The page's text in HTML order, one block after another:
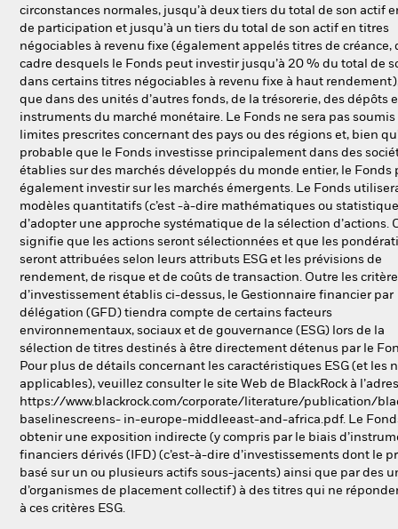
circonstances normales, jusqu’à deux tiers du total de son actif
de participation et jusqu’à un tiers du total de son actif en titres
négociables à revenu fixe (également appelés titres de créance,
cadre desquels le Fonds peut investir jusqu’à 20 % du total de
dans certains titres négociables à revenu fixe à haut
que dans des unités d’autres fonds, de la trésorerie, des dépôts
instruments du marché monétaire. Le Fonds ne sera pas soumis
limites prescrites concernant des pays ou des régions et, bien
probable que le Fonds investisse principalement dans des
établies sur des marchés développés du monde entier, le Fonds
également investir sur les marchés émergents. Le Fonds
modèles quantitatifs (c’est -à-dire mathématiques ou
d’adopter une approche systématique de la sélection d’actions.
signifie que les actions seront sélectionnées et que les
seront attribuées selon leurs attributs ESG et les prévisions de
rendement, de risque et de coûts de transaction. Outre les
d’investissement établis ci-dessus, le Gestionnaire financier par
délégation (GFD) tiendra compte de certains facteurs
environnementaux, sociaux et de gouvernance (ESG) lors de la
sélection de titres destinés à être directement détenus par le
Pour plus de détails concernant les caractéristiques ESG (et les
applicables), veuillez consulter le site Web de BlackRock à
https://www.blackrock.com/corporate/literature/publication/
baselinescreens- in-europe-middleeast-and-africa.pdf. Le
obtenir une exposition indirecte (y compris par le biais
financiers dérivés (IFD) (c’est-à-dire d’investissements dont le
basé sur un ou plusieurs actifs sous-jacents) ainsi que par des
d’organismes de placement collectif) à des titres qui ne
à ces critères ESG.